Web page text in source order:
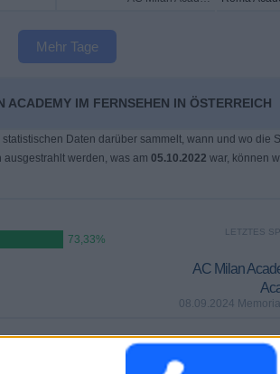
Mehr Tage
IM FERNSEHEN IN ÖSTERREICH
Daten darüber sammelt, wann und wo die
werden, was am 05.10.2022 war, können
73,33%
LETZTES
AC Milan
08.09.2024